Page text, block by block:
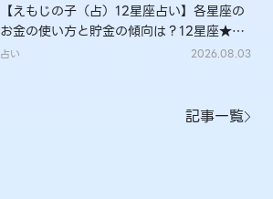
【えもじの子（占）12星座占い】各星座の
お金の使い方と貯金の傾向は？12星座★徹
底解説
占い 2026.08.03
記事一覧